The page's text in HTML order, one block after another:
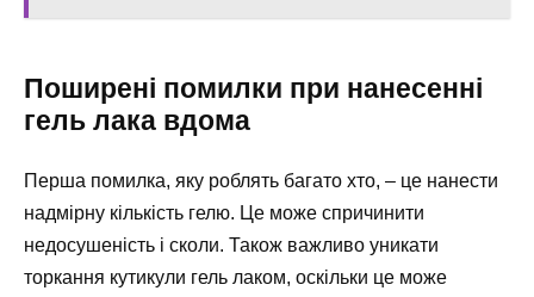
Поширені помилки при нанесенні
гель лака вдома
Перша помилка, яку роблять багато хто, – це нанести
надмірну кількість гелю. Це може спричинити
недосушеність і сколи. Також важливо уникати
торкання кутикули гель лаком, оскільки це може